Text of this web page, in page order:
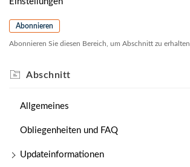
Abonnieren
Abonnieren Sie diesen Bereich, um Abschnitt zu erhalten.
Abschnitt
Allgemeines
Obliegenheiten und FAQ
Updateinformationen